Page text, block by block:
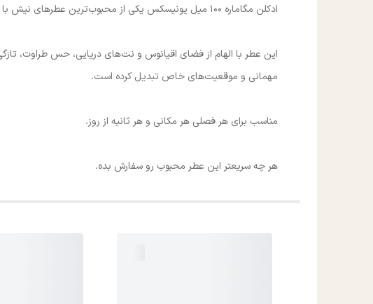
ادکلن مگاماره 100 میل یونیسکس یکی از محبوب‌ترین عطرهای نیش با رایحه‌ای خنک، دریایی و متفاوت است که برای بانوان و آقایان طراحی شده است.
این عطر با الهام از فضای اقیانوس و نت‌های دریایی، حس طراوت، تازگی
مهمانی و موقعیت‌های خاص تبدیل کرده است.
مناسب برای هر فصلی هر مکانی و هر ثانیه از روز.
هر چه سریعتر این عطر محبوب رو سفارش بده.